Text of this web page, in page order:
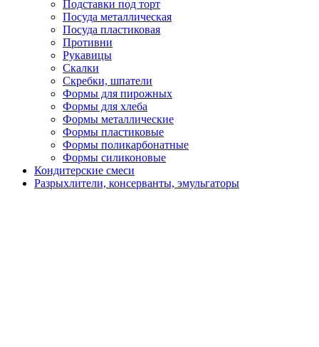
Подставки под торт
Посуда металлическая
Посуда пластиковая
Противни
Рукавицы
Скалки
Скребки, шпатели
Формы для пирожных
Формы для хлеба
Формы металлические
Формы пластиковые
Формы поликарбонатные
Формы силиконовые
Кондитерские смеси
Разрыхлители, консерванты, эмульгаторы